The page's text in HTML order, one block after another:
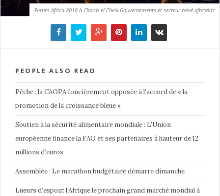
Forum Africa 2018 à Charm el-Cheik Gouvernements et secteur privé africains
PEOPLE ALSO READ
Pêche : la CAOPA foncièrement opposée à l’accord de « la
promotion de la croissance bleue »
Soutien à la sécurité alimentaire mondiale : L’Union
européenne finance la FAO et ses partenaires à hauteur de 12
millions d’euros
Assemblée : Le marathon budgétaire démarre dimanche
Lueurs d’espoir: l’Afrique le prochain grand marché mondial à